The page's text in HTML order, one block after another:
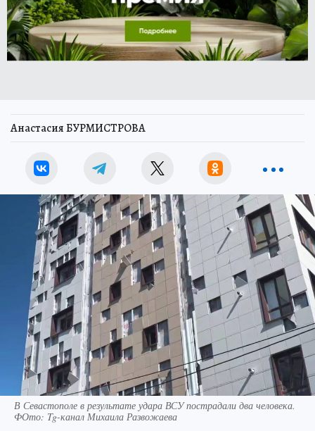
Анастасия БУРМИСТРОВА
В Севастополе в результате удара ВСУ пострадали два человека.
ФОто: Tg-канал Михаила Развожаева